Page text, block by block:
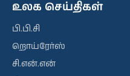
உலக செய்திகள்
பி.பி.சி
றொய்ரேர்ஸ்
சி.என்.என்